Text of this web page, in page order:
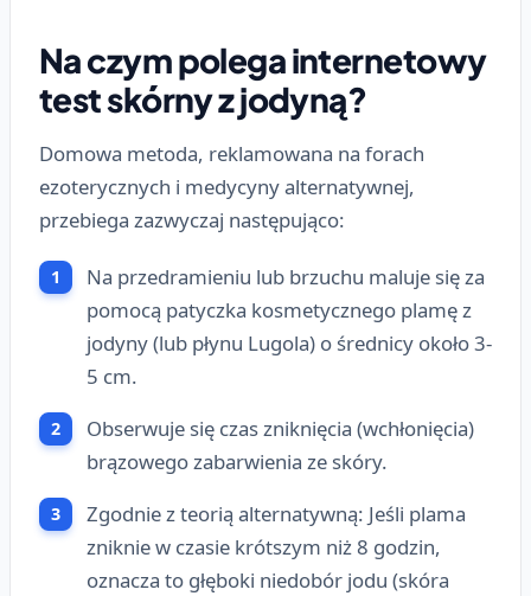
Na czym polega internetowy
test skórny z jodyną?
Domowa metoda, reklamowana na forach
ezoterycznych i medycyny alternatywnej,
przebiega zazwyczaj następująco:
Na przedramieniu lub brzuchu maluje się za
pomocą patyczka kosmetycznego plamę z
jodyny (lub płynu Lugola) o średnicy około 3-
5 cm.
Obserwuje się czas zniknięcia (wchłonięcia)
brązowego zabarwienia ze skóry.
Zgodnie z teorią alternatywną: Jeśli plama
zniknie w czasie krótszym niż 8 godzin,
oznacza to głęboki niedobór jodu (skóra